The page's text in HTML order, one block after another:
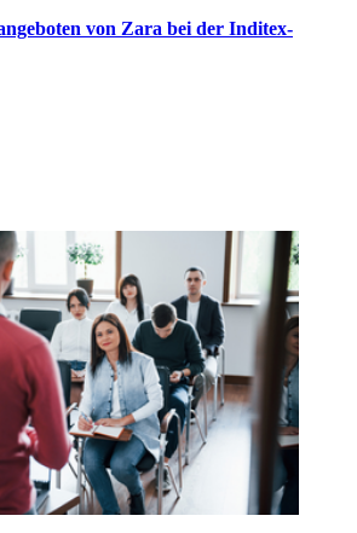
von Zara bei der Inditex-